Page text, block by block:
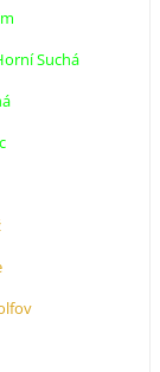
Suchá